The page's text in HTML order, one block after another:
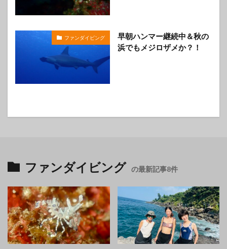
ファンダイビング
早朝ハンマー継続中＆秋の
浜でもメジロザメか？！
ファンダイビング の最新記事8件